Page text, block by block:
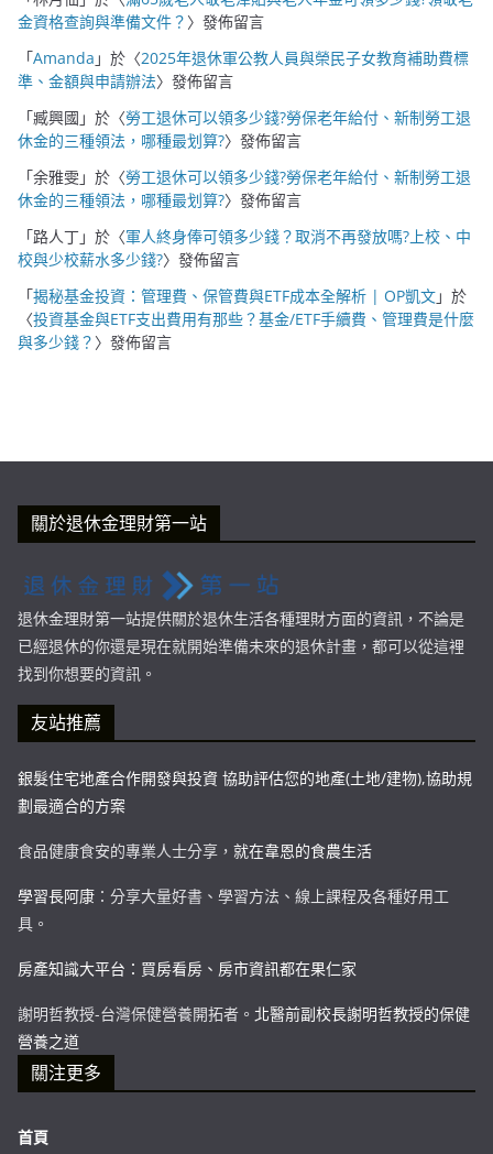
金資格查詢與準備文件？ 〉發佈留言
「Amanda 」於〈2025年退休軍公教人員與榮民子女教育補助費標
準、金額與申請辦法〉發佈留言
「臧興國 」於〈勞工退休可以領多少錢?勞保老年給付、新制勞工退
休金的三種領法，哪種最划算?〉發佈留言
「余雅雯」於〈勞工退休可以領多少錢?勞保老年給付、新制勞工退
休金的三種領法，哪種最划算?〉發佈留言
「路人丁」於〈軍人終身俸可領多少錢？取消不再發放嗎?上校、中
校與少校薪水多少錢?〉發佈留言
「揭秘基金投資：管理費、保管費與ETF成本全解析 | OP凱文」於
〈投資基金與ETF支出費用有那些？基金/ETF手續費、管理費是什麼
與多少錢？ 〉發佈留言
關於退休金理財第一站
退休金理財第一站提供關於退休生活各種理財方面的資訊，不論是
已經退休的你還是現在就開始準備未來的退休計畫，都可以從這裡
找到你想要的資訊。
友站推薦
銀髮住宅地產合作開發與投資 協助評估您的地產(土地/建物),協助規
劃最適合的方案
食品健康食安的專業人士分享， 就在韋恩的食農生活
學習長阿康 ：分享大量好書、學習方法、線上課程及各種好用工
具。
房產知識大平台：買房看房、房市資訊都在果仁家
謝明哲教授-台灣保健營養開拓者。 北醫前副校長謝明哲教授的保健
營養之道
關注更多
首頁